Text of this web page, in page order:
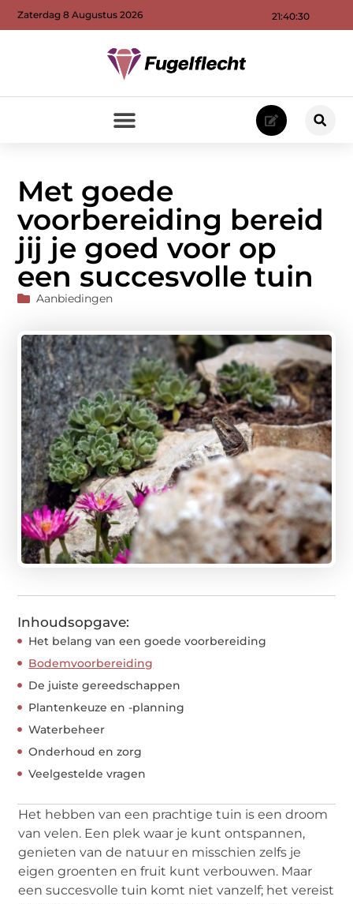
21:40:32
Zaterdag 8 Augustus 2026
Met goede
voorbereiding bereid
jij je goed voor op
een succesvolle tuin
Aanbiedingen
Inhoudsopgave:
Het belang van een goede voorbereiding
Bodemvoorbereiding
De juiste gereedschappen
Plantenkeuze en -planning
Waterbeheer
Onderhoud en zorg
Veelgestelde vragen
Het hebben van een prachtige tuin is een droom
van velen. Een plek waar je kunt ontspannen,
genieten van de natuur en misschien zelfs je
eigen groenten en fruit kunt verbouwen. Maar
een succesvolle tuin komt niet vanzelf; het vereist